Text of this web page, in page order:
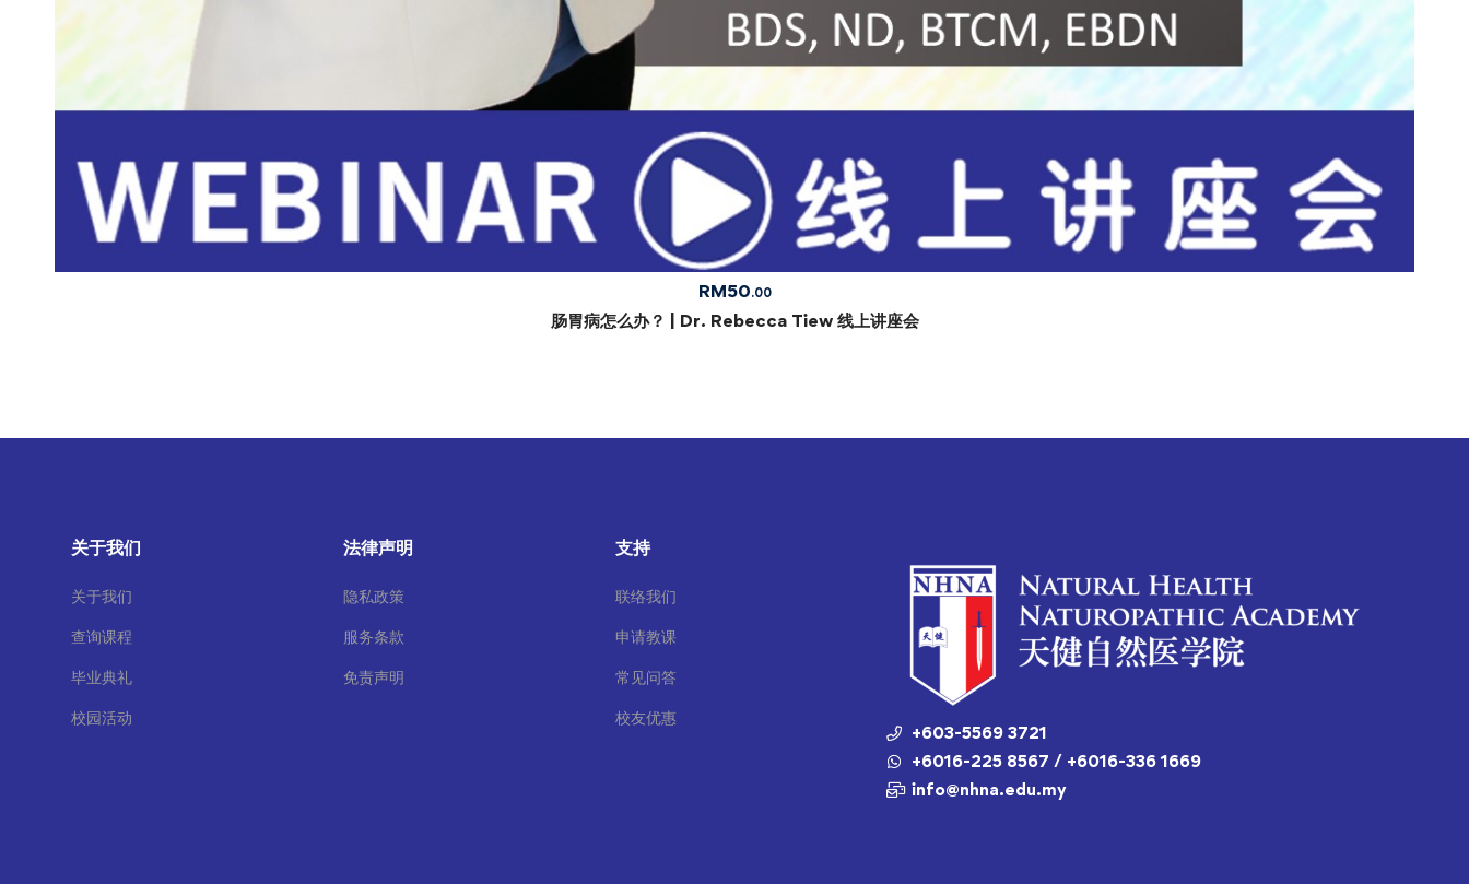
RM50.00
肠胃病怎么办？ | Dr. Rebecca Tiew 线上讲座会
关于我们
关于我们
查询课程
毕业典礼
校园活动
法律声明
隐私政策
服务条款
免责声明
支持
联络我们
申请教课
常见问答
校友优惠
+603-5569 3721
+6016-225 8567 / +6016-336 1669
info@nhna.edu.my